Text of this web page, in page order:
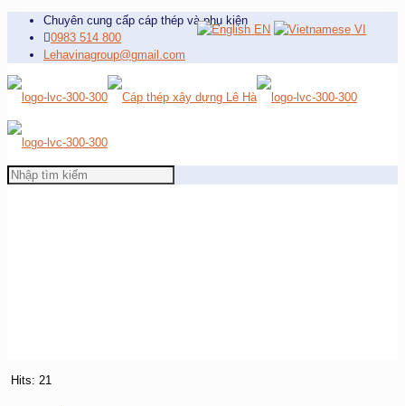
Chuyên cung cấp cáp thép và phụ kiện
0983 514 800
Lehavinagroup@gmail.com
Hits: 21
EN VI